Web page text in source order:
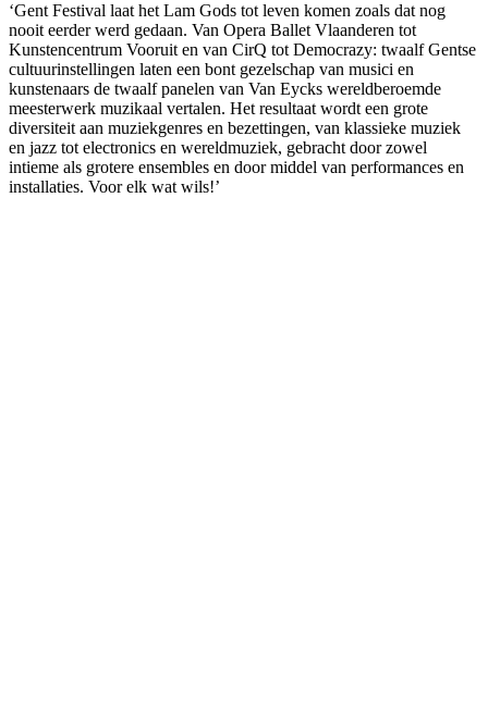
‘Gent Festival laat het Lam Gods tot leven komen zoals dat nog
nooit eerder werd gedaan. Van Opera Ballet Vlaanderen tot
Kunstencentrum Vooruit en van CirQ tot Democrazy: twaalf Gentse
cultuurinstellingen laten een bont gezelschap van musici en
kunstenaars de twaalf panelen van Van Eycks wereldberoemde
meesterwerk muzikaal vertalen. Het resultaat wordt een grote
diversiteit aan muziekgenres en bezettingen, van klassieke muziek
en jazz tot electronics en wereldmuziek, gebracht door zowel
intieme als grotere ensembles en door middel van performances en
installaties. Voor elk wat wils!’